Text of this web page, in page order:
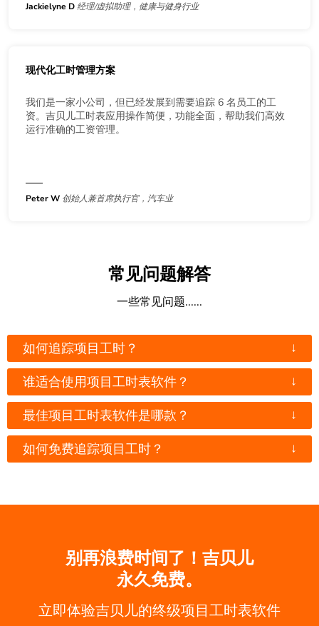
Jackielyne D经理/虚拟助理，健康与健身行业
现代化工时管理方案
我们是一家小公司，但已经发展到需要追踪 6 名员工的工
资。吉贝儿工时表应用操作简便，功能全面，帮助我们高效
运行准确的工资管理。
Peter W 创始人兼首席执行官，汽车业
常见问题解答
一些常见问题......
如何追踪项目工时？ ↓
谁适合使用项目工时表软件？ ↓
最佳项目工时表软件是哪款？ ↓
如何免费追踪项目工时？ ↓
别再浪费时间了！吉贝儿
永久免费。
立即体验吉贝儿的终级项目工时表软件